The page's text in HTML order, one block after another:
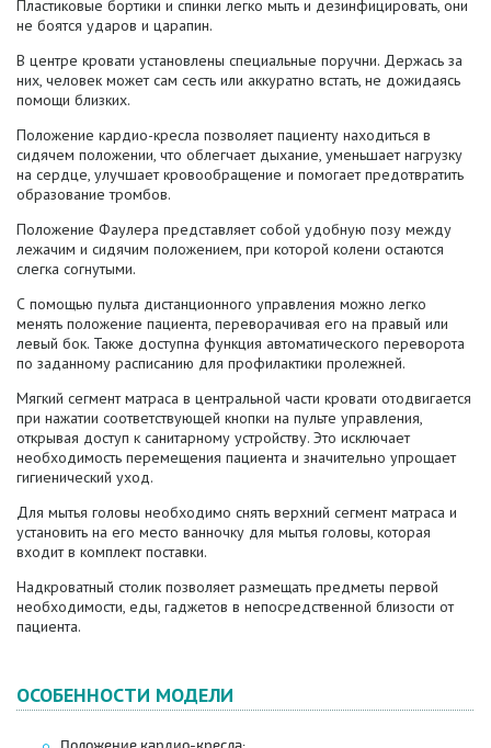
Пластиковые бортики и спинки легко мыть и дезинфицировать, они
не боятся ударов и царапин.
В центре кровати установлены специальные поручни. Держась за
них, человек может сам сесть или аккуратно встать, не дожидаясь
помощи близких.
Положение кардио-кресла позволяет пациенту находиться в
сидячем положении, что облегчает дыхание, уменьшает нагрузку
на сердце, улучшает кровообращение и помогает предотвратить
образование тромбов.
Положение Фаулера представляет собой удобную позу между
лежачим и сидячим положением, при которой колени остаются
слегка согнутыми.
С помощью пульта дистанционного управления можно легко
менять положение пациента, переворачивая его на правый или
левый бок. Также доступна функция автоматического переворота
по заданному расписанию для профилактики пролежней.
Мягкий сегмент матраса в центральной части кровати отодвигается
при нажатии соответствующей кнопки на пульте управления,
открывая доступ к санитарному устройству. Это исключает
необходимость перемещения пациента и значительно упрощает
гигиенический уход.
Для мытья головы необходимо снять верхний сегмент матраса и
установить на его место ванночку для мытья головы, которая
входит в комплект поставки.
Надкроватный столик позволяет размещать предметы первой
необходимости, еды, гаджетов в непосредственной близости от
пациента.
ОСОБЕННОСТИ МОДЕЛИ